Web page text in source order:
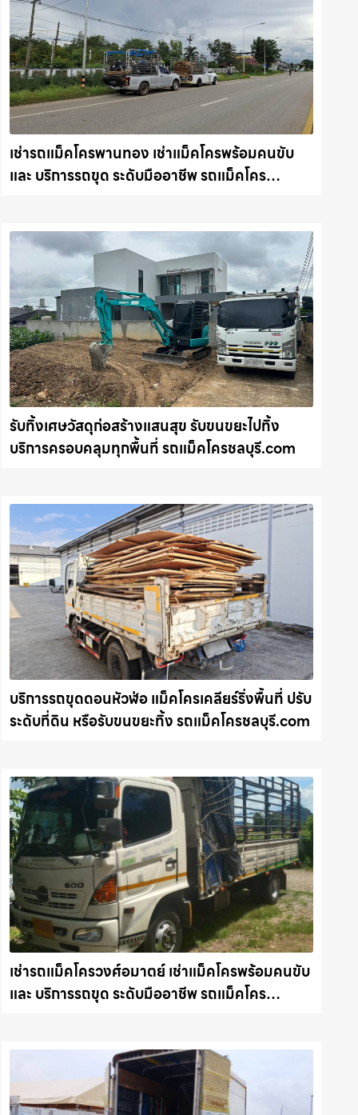
เช่ารถแม็คโครพานทอง เช่าแม็คโครพร้อมคนขับ
และ บริการรถขุด ระดับมืออาชีพ รถแม็คโคร
รับทิ้งเศษวัสดุก่อสร้างแสนสุข รับขนขยะไปทิ้ง
บริการครอบคลุมทุกพื้นที่ รถแม็คโครชลบุรี.com
บริการรถขุดดอนหัวฬ่อ แม็คโครเคลียร์ริ่งพื้นที่ ปรับ
ระดับที่ดิน หรือรับขนขยะทิ้ง รถแม็คโครชลบุรี.com
เช่ารถแม็คโครวงศ์อมาตย์ เช่าแม็คโครพร้อมคนขับ
และ บริการรถขุด ระดับมืออาชีพ รถแม็คโคร